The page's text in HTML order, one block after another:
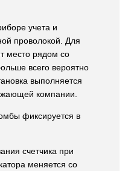
учета и
проволокой. Для
место рядом со
всего вероятно
выполняется
компании.
фиксируется в
счетчика при
меняется со